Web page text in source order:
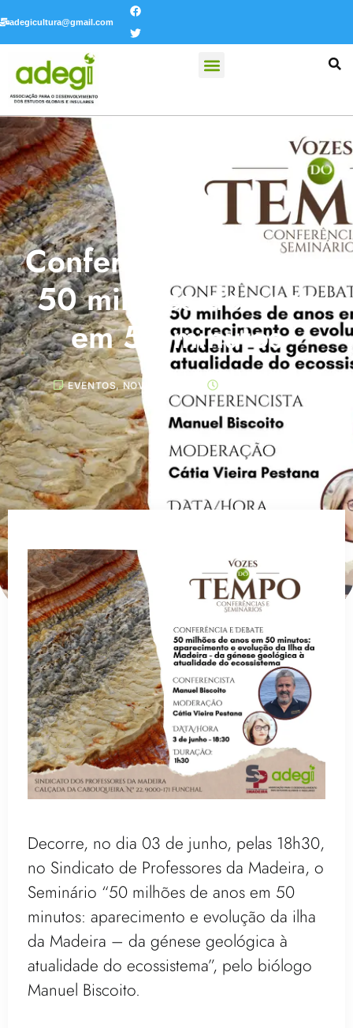
adegicultura@gmail.com
Conferência/Debate:
50 milhões de anos
em 50 minutos
EVENTOS,NOVIDADES
Decorre, no dia 03 de junho, pelas 18h30,
no Sindicato de Professores da Madeira, o
Seminário “50 milhões de anos em 50
minutos: aparecimento e evolução da ilha
da Madeira – da génese geológica à
atualidade do ecossistema”, pelo biólogo
Manuel Biscoito.